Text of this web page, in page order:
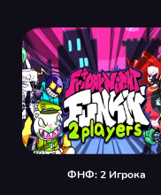
ФНФ: 2 Игрока